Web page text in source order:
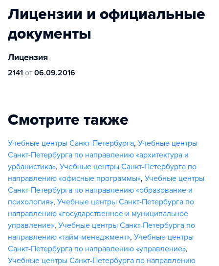
Лицензии и официальные
документы
Лицензия
2141 от 06.09.2016
Смотрите также
Учебные центры Санкт-Петербурга, Учебные центры
Санкт-Петербурга по направлению «архитектура и
урбанистика», Учебные центры Санкт-Петербурга по
направлению «офисные программы», Учебные центры
Санкт-Петербурга по направлению «образование и
психология», Учебные центры Санкт-Петербурга по
направлению «государственное и муниципальное
управление», Учебные центры Санкт-Петербурга по
направлению «тайм-менеджмент», Учебные центры
Санкт-Петербурга по направлению «управление»,
Учебные центры Санкт-Петербурга по направлению